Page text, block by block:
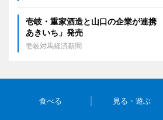
壱岐・重家酒造と山口の企業が連
あきいち」発売
壱岐対馬経済新聞
食べる 見る・遊ぶ